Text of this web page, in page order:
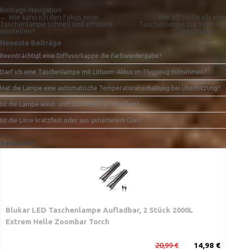
Beitrags-Navigation
← Wie kann ich den Fokus einer
Taschenlampe schnell und effizient
einstellen?
Wie oft sollte ich eine
Taschenlampe zur Wartung
überprüfen? →
Neueste Beiträge
Beeinträchtigt eine Diffusorkappe die Farbwiedergabe?
Darf ich eine Taschenlampe mit Lithium-Akkus im Flugzeug mitnehmen?
Hat die Lampe eine automatische Temperaturabschaltung bei Überhitzung?
Ist die Lampe wind- und sturmfest für draußen?
Ist die Linse kratzfest oder aus gehärtetem Glas?
Bestseller
Blukar LED Taschenlampe Aufladbar, 2 Stück 2000L
Extrem Helle Zoombar Torch
14,98 €
20,99 €